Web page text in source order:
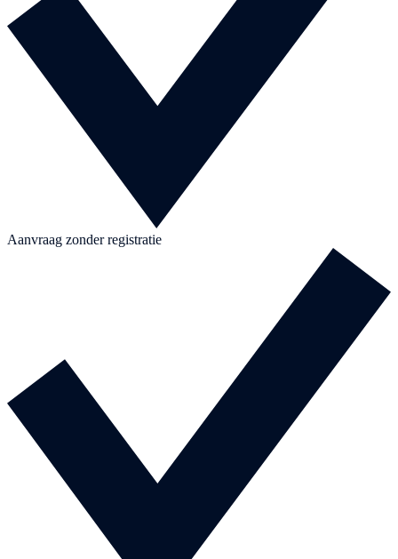
Aanvraag zonder registratie